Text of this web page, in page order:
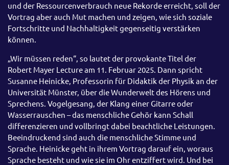
und der Ressourcenverbrauch neue Rekorde erreicht, soll der
Vortrag aber auch Mut machen und zeigen, wie sich soziale
Fortschritte und Nachhaltigkeit gegenseitig verstärken
können.
„Wir müssen reden“, so lautet der provokante Titel der
Robert Mayer Lecture am 11. Februar 2025. Dann spricht
Susanne Heinicke, Professorin für Didaktik der Physik an der
Universität Münster, über die Wunderwelt des Hörens und
Sprechens. Vogelgesang, der Klang einer Gitarre oder
Wasserrauschen – das menschliche Gehör kann Schall
differenzieren und vollbringt dabei beachtliche Leistungen.
Beeindruckend sind auch die menschliche Stimme und
Sprache. Heinicke geht in ihrem Vortrag darauf ein, woraus
Sprache besteht und wie sie im Ohr entziffert wird. Und bei